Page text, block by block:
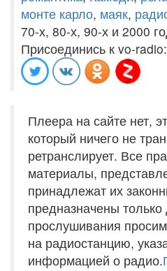
монте карло, маяк,
70-х, 80-х, 90-х и 2000
Присоединись к vo-radio:
Плеера на сайте нет,
который ничего не
ретранслирует. Все
материалы,
принадлежат их
предназначены
прослушивания
на радиостанцию,
информацией о радио.